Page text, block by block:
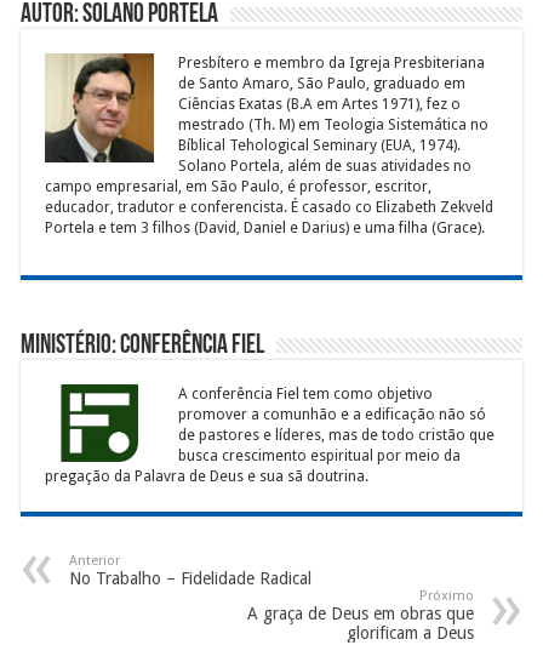
Autor: Solano Portela
Presbítero e membro da Igreja Presbiteriana
de Santo Amaro, São Paulo, graduado em
Ciências Exatas (B.A em Artes 1971), fez o
mestrado (Th. M) em Teologia Sistemática no
Bíblical Tehological Seminary (EUA, 1974).
Solano Portela, além de suas atividades no
campo empresarial, em São Paulo, é professor, escritor,
educador, tradutor e conferencista. É casado co Elizabeth Zekveld
Portela e tem 3 filhos (David, Daniel e Darius) e uma filha (Grace).
Ministério: Conferência Fiel
A conferência Fiel tem como objetivo
promover a comunhão e a edificação não só
de pastores e líderes, mas de todo cristão que
busca crescimento espiritual por meio da
pregação da Palavra de Deus e sua sã doutrina.
Anterior
No Trabalho – Fidelidade Radical
Próximo
A graça de Deus em obras que
glorificam a Deus